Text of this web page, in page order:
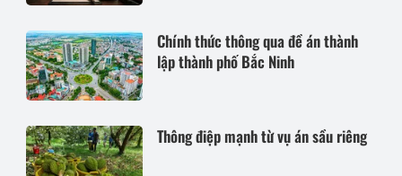
Chính thức thông qua đề án thành
lập thành phố Bắc Ninh
Thông điệp mạnh từ vụ án sầu riêng